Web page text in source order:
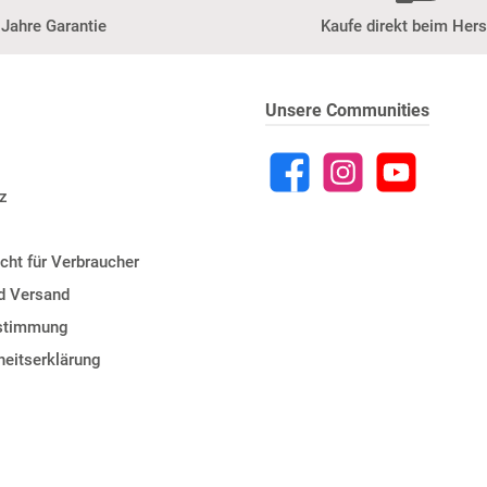
Garantie Kaufe direkt beim
für Verbraucher
Versand
Unsere Communities